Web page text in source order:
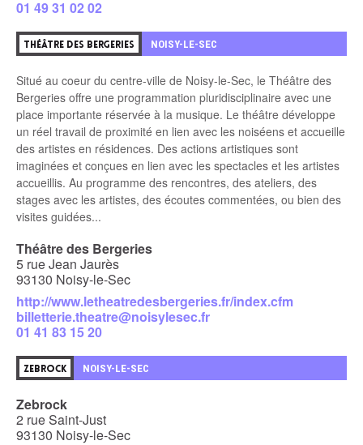
01 49 31 02 02
THÉÂTRE DES BERGERIES NOISY-LE-SEC
Situé au coeur du centre-ville de Noisy-le-Sec, le Théâtre des
Bergeries offre une programmation pluridisciplinaire avec une
place importante réservée à la musique. Le théâtre développe
un réel travail de proximité en lien avec les noiséens et accueille
des artistes en résidences. Des actions artistiques sont
imaginées et conçues en lien avec les spectacles et les artistes
accueillis. Au programme des rencontres, des ateliers, des
stages avec les artistes, des écoutes commentées, ou bien des
visites guidées...
Théâtre des Bergeries
5 rue Jean Jaurès
93130 Noisy-le-Sec
http://www.letheatredesbergeries.fr/index.cfm
billetterie.theatre@noisylesec.fr
01 41 83 15 20
ZEBROCK NOISY-LE-SEC
Zebrock
2 rue Saint-Just
93130 Noisy-le-Sec